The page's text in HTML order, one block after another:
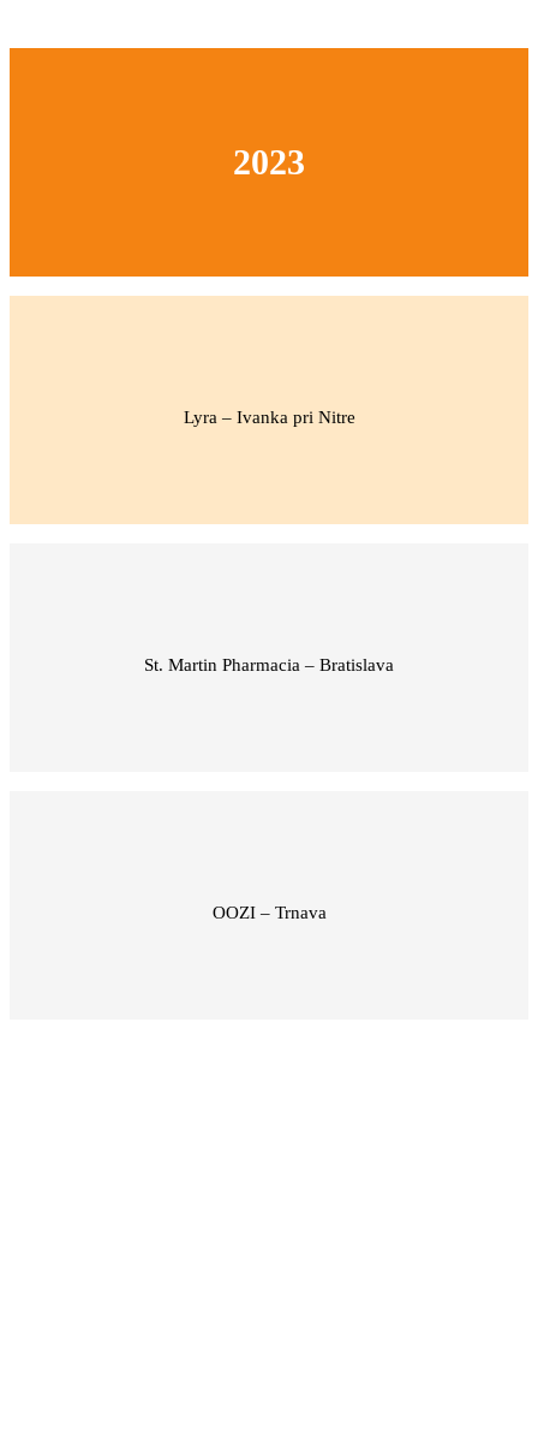
2023
Lyra – Ivanka pri Nitre
St. Martin Pharmacia – Bratislava
OOZI – Trnava